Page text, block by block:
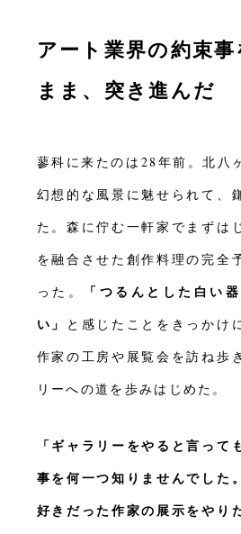
アート業界の約束
まま、突き進んだ
蓼科に来たのは28年前。北八
幻想的な風景に魅せられて、
た。森に佇む一軒家でまずは
を融合させた創作料理の完全
った。
「つるんとした白い
い」
と感じたことをきっかけ
作家の工房や展覧会を訪ね歩
リーへの道を歩みはじめた。
「ギャラリーをやると言って
事を何一つ知りませんでした
好きだった作家の展示をやり